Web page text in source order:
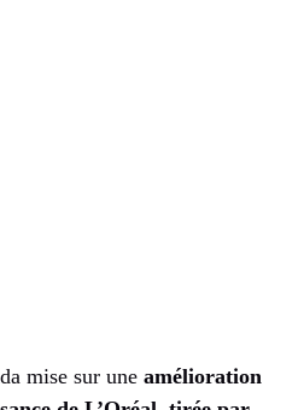
mise sur une amélioration